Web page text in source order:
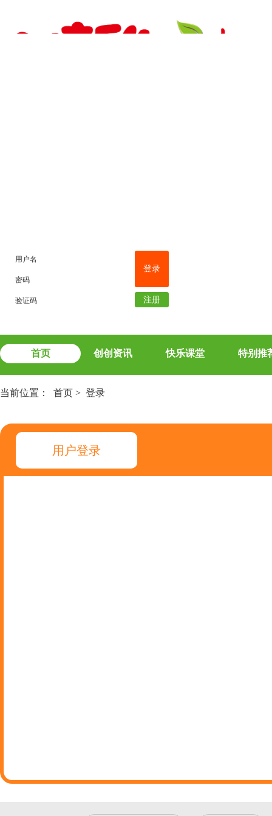
用户名
密码
验证码
登录
注册
首页 创创资讯 快乐课堂 特别推
当前位置： 首页 > 登录
用户登录